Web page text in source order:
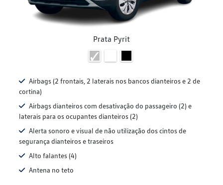
Prata Pyrit
Airbags (2 frontais, 2 laterais nos bancos dianteiros e 2 de
cortina)
Airbags dianteiros com desativação do passageiro (2) e
laterais para os ocupantes dianteiros (2)
Alerta sonoro e visual de não utilização dos cintos de
segurança dianteiros e traseiros
Alto falantes (4)
Antena no teto